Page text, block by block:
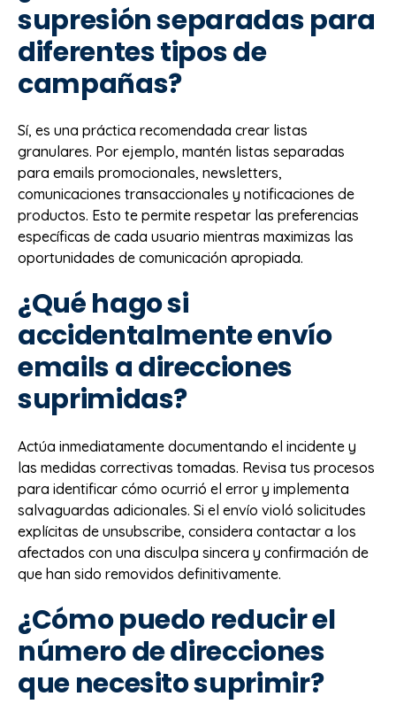
supresión separadas para
diferentes tipos de
campañas?
Sí, es una práctica recomendada crear listas
granulares. Por ejemplo, mantén listas separadas
para emails promocionales, newsletters,
comunicaciones transaccionales y notificaciones de
productos. Esto te permite respetar las preferencias
específicas de cada usuario mientras maximizas las
oportunidades de comunicación apropiada.
¿Qué hago si
accidentalmente envío
emails a direcciones
suprimidas?
Actúa inmediatamente documentando el incidente y
las medidas correctivas tomadas. Revisa tus procesos
para identificar cómo ocurrió el error y implementa
salvaguardas adicionales. Si el envío violó solicitudes
explícitas de unsubscribe, considera contactar a los
afectados con una disculpa sincera y confirmación de
que han sido removidos definitivamente.
¿Cómo puedo reducir el
número de direcciones
que necesito suprimir?